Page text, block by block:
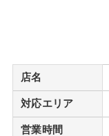
店名
対応エリア
営業時間